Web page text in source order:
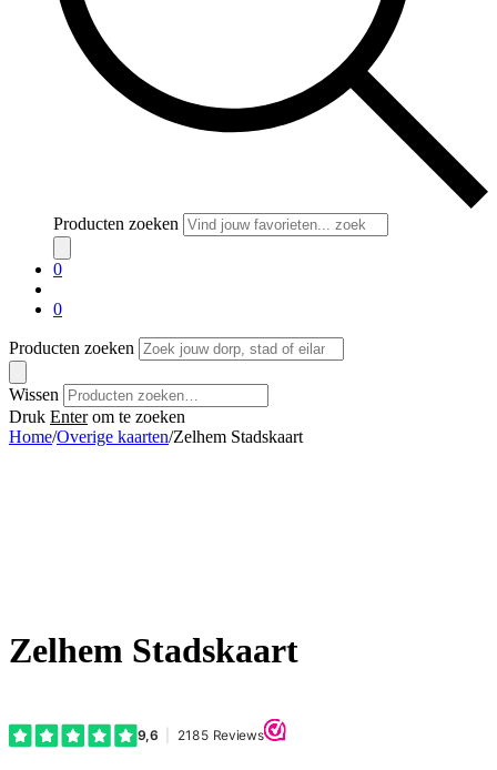
Producten zoeken
0
0
Producten zoeken
Wissen
Druk Enterom te zoeken
Home/Overige kaarten/Zelhem Stadskaart
Zelhem Stadskaart